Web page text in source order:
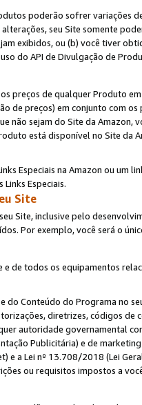
poderão sofrer variações
seu Site somente
exibidos, ou (b) você tiver
do API de Divulgação de
preços de qualquer Produto
de preços) em conjunto com
não sejam do Site da Amazon,
está disponível no Site da
Especiais na Amazon ou um
Especiais.
Site
Site, inclusive pelo
Por exemplo, você será o
e de todos os equipamentos
do Conteúdo do Programa no
diretrizes, códigos
autoridade governamental
Publicitária) e de
e a Lei nº 13.708/2018 (Lei
ou requisitos impostos a